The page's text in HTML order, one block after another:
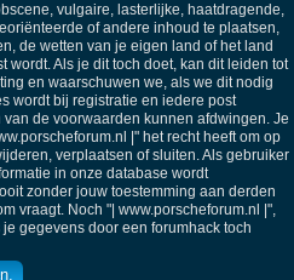
vulgaire, lasterlijke, haatdragende,
of andere inhoud te plaatsen,
de wetten van je eigen land of het land
wordt. Als je dit toch doet, kan dit leiden tot
en waarschuwen we, als we dit nodig
wordt bij registratie en iedere post
de voorwaarden kunnen afdwingen. Je
|" het recht heeft om op
verplaatsen of sluiten. Als gebruiker
in onze database wordt
zonder jouw toestemming aan derden
vraagt. Noch "| www.porscheforum.nl |",
gegevens door een forumhack toch